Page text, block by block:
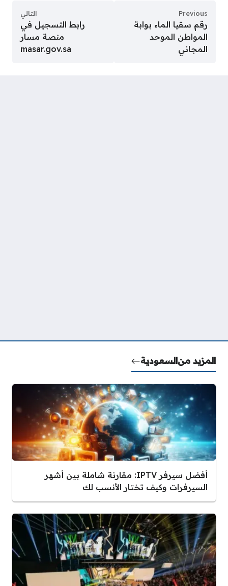
Previous
رقم سقيا الماء بوابة
المواطن الموحد
المجاني
التالي
رابط التسجيل في
منصة مسار
masar.gov.sa
المزيد منالسعودية
أفضل سيرفر IPTV: مقارنة شاملة بين أشهر
السيرفرات وكيف تختار الأنسب لك